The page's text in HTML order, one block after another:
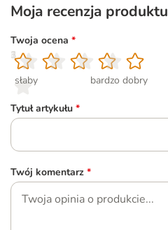
Moja recenzja produktu
Twoja ocena *
1
słaby
2
3
4
5
bardzo dobry
Tytuł artykułu *
Twój komentarz *